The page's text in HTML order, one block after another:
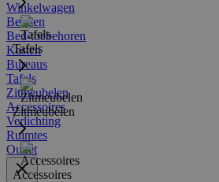
Winkelwagen
Tafels
Zitmeubelen
Accessoires
Bedden
Bed-toebehoren
Kasten
Bureaus
Tafels
Zitmeubelen
Accessoires
Verlichting
Ruimtes
Outlet